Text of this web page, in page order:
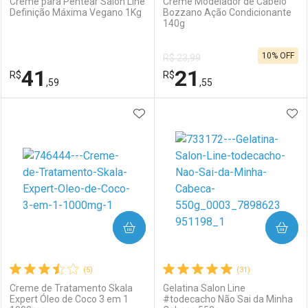
Comprar sem Desconto
Por R$ 39,99/cada
Por R$ 39,99/cada
Ativar Desconto
Comprar sem Desconto
Por R$ 38,99/cada
Comprar sem Desconto
Por R$ 38,99/cada
Definição Máxima Vegano 1Kg
R$41 ,59
Laboratório
Por Menos
Bozzano Ação Condicionante
140g
R$ 23,99
R$21 ,55
10% OFF
Laboratório
Por Menos
(5)
Creme de Tratamento Skala
Expert Óleo de Coco 3 em 1
ADICIONAR AOS FAVORITOS
COMPRAR
(31)
Gelatina Salon Line
#todecacho Não Sai da Minha
COMPRAR